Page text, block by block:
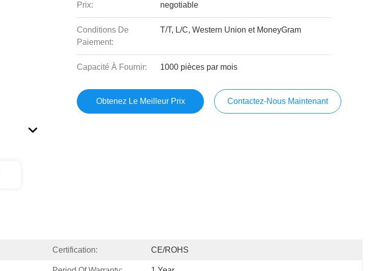
Prix: negotiable
Conditions De
Paiement:
T/T, L/C, Western Union et MoneyGram
Capacité À Fournir: 1000 pièces par mois
Obtenez Le Meilleur Prix Contactez-Nous Maintenant
Certification: CE/ROHS